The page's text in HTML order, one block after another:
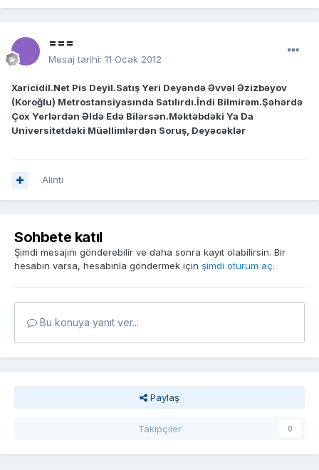
===
Mesaj tarihi: 11 Ocak 2012
Xaricidil.Net Pis Deyil.Satış Yeri Deyəndə Əvvəl Əzizbəyov
(Koroğlu) Metrostansiyasında Satılırdı.İndi Bilmirəm.Şəhərdə
Çox Yerlərdən Əldə Edə Bilərsən.Məktəbdəki Ya Da
Universitetdəki Müəllimlərdən Soruş, Deyəcəklər
Alıntı
Sohbete katıl
Şimdi mesajını gönderebilir ve daha sonra kayıt olabilirsin. Bir
hesabın varsa, hesabınla göndermek için şimdi oturum aç.
Bu konuya yanıt ver...
Paylaş
Takipçiler 0